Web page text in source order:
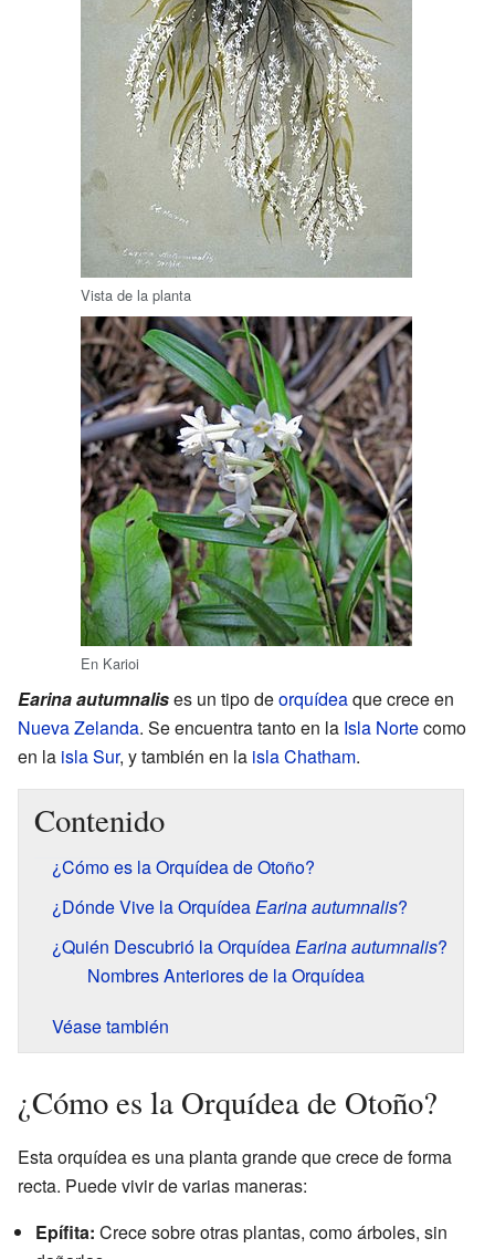
Vista de la planta
En Karioi
Earina autumnalises un tipo deorquídeaque crece en
Nueva Zelanda. Se encuentra tanto en la Isla Nortecomo
en la isla Sur, y también en la isla Chatham.
Contenido
¿Cómo es la Orquídea de Otoño?
¿Dónde Vive la OrquídeaEarina autumnalis?
¿Quién Descubrió la OrquídeaEarina autumnalis?
Nombres Anteriores de la Orquídea
Véase también
¿Cómo es la Orquídea de Otoño?
Esta orquídea es una planta grande que crece de forma
recta. Puede vivir de varias maneras:
Epífita: Crece sobre otras plantas, como árboles, sin